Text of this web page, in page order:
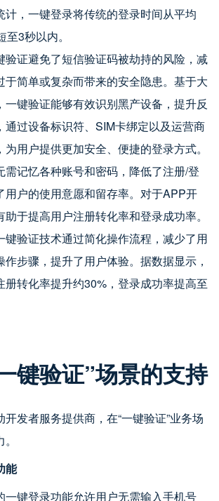
计，一键登录将传统的登录时间从平均
3秒以内。
验证避免了短信验证码被劫持的风险，减
于简单或复杂而带来的安全隐患。基于大
一键验证能够有效识别黑产设备，提升反
通过设备标识符、SIM卡绑定以及运营商
用户提供更加安全、便捷的登录方式。
需记忆各种账号和密码，降低了注册/登
用户的使用意愿和留存率。对于APP开
于提高用户注册转化率和登录成功率。
键验证技术通过简化操作流程，减少了用
作步骤，提升了用户体验。据数据显示，
册转化率提升约30%，登录成功率提高至
键验证”场景的支持
发者服务提供商，在“一键验证”业务场
能
一键登录功能允许用户无需输入手机号